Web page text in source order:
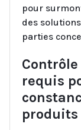
pour
des
parties
requis
produits